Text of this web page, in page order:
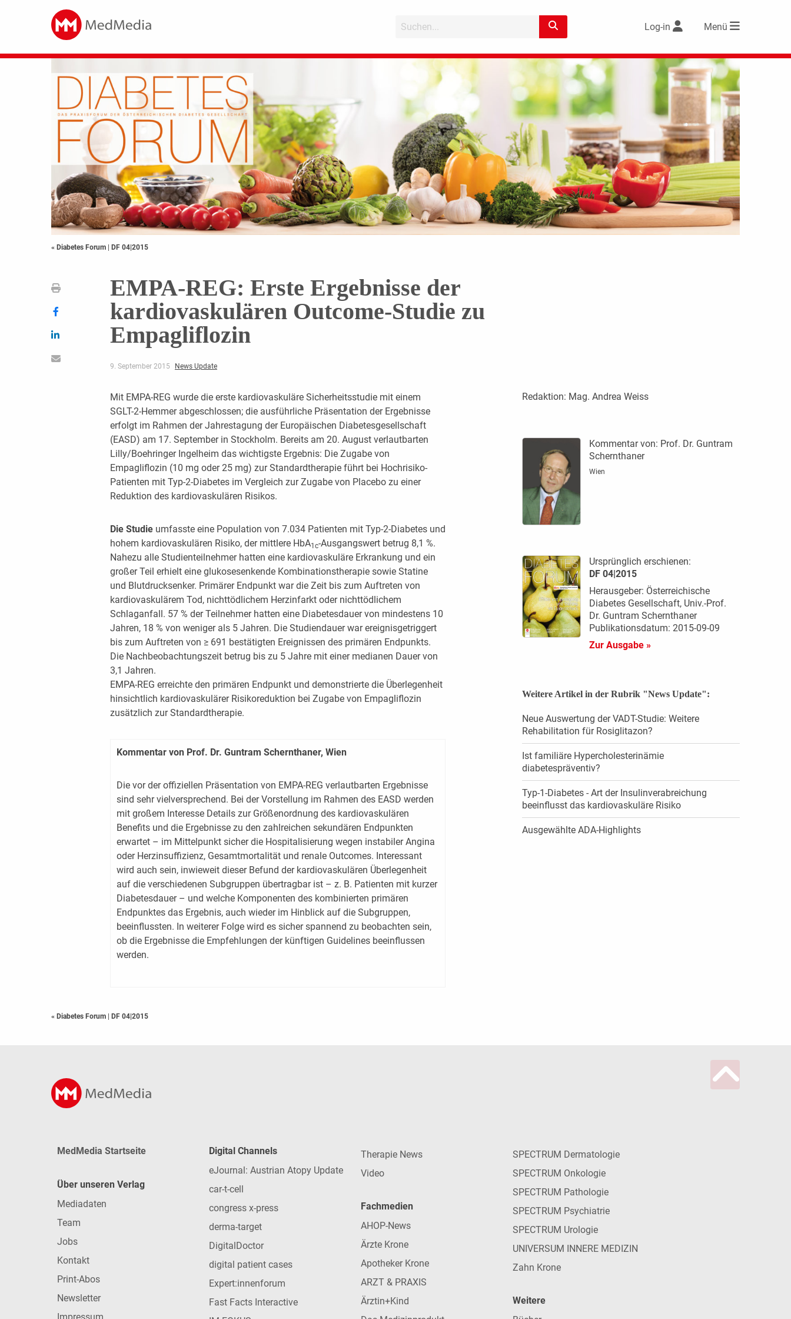
Log-in Menü
« Diabetes Forum | DF 04|2015
EMPA-REG: Erste Ergebnisse der
kardiovaskulären Outcome-­Studie zu
Empagliflozin
9. September 2015 News Update
Mit EMPA-REG wurde die erste kardiovaskuläre Sicherheitsstudie mit einem
SGLT-2-Hemmer abgeschlossen; die ausführliche Präsentation der Ergebnisse
erfolgt im Rahmen der Jahrestagung der Europäischen Diabetesgesellschaft
(EASD) am 17. September in Stockholm. Bereits am 20. August verlautbarten
Lilly/Boehringer Ingelheim das wichtigste Ergebnis: Die Zugabe von
Empagliflozin (10 mg oder 25 mg) zur Standardtherapie führt bei Hochrisiko-
Patienten mit Typ-2-Diabetes im Vergleich zur Zugabe von Placebo zu einer
Reduktion des kardiovaskulären Risikos.
Die Studieumfasste eine Population von 7.034 Patienten mit Typ-2-Diabetes und
hohem kardiovaskulären Risiko, der mittlere HbA1c-Ausgangswert betrug 8,1 %.
Nahezu alle Studienteilnehmer hatten eine kardiovaskuläre Erkrankung und ein
großer Teil erhielt eine glukosesenkende Kombinationstherapie sowie Statine
und Blutdrucksenker. Primärer Endpunkt war die Zeit bis zum Auftreten von
kardiovaskulärem Tod, nichttödlichem Herzinfarkt oder nichttödlichem
Schlaganfall. 57 % der Teilnehmer hatten eine Diabetesdauer von mindestens 10
Jahren, 18 % von weniger als 5 Jahren. Die Studiendauer war ereignisgetriggert
bis zum Auftreten von ≥ 691 bestätigten Ereignissen des primären Endpunkts.
Die Nachbeobachtungszeit betrug bis zu 5 Jahre mit einer medianen Dauer von
3,1 Jahren.
EMPA-REG erreichte den primären Endpunkt und demonstrierte die Überlegenheit
hinsichtlich kardiovaskulärer Risikoreduktion bei Zugabe von Empagliflozin
zusätzlich zur Standardtherapie.
Kommentar von Prof. Dr. Guntram Schernthaner, Wien
Die vor der offiziellen Präsentation von EMPA-REG verlautbarten Ergebnisse
sind sehr vielversprechend. Bei der Vorstellung im Rahmen des EASD werden
mit großem Interesse Details zur Größenordnung des kardiovaskulären
Benefits und die Ergebnisse zu den zahlreichen sekundären Endpunkten
erwartet – im Mittelpunkt sicher die Hospitalisierung wegen instabiler Angina
oder Herzinsuffizienz, Gesamtmortalität und renale Outcomes. Interessant
wird auch sein, inwieweit dieser Befund der kardiovaskulären Überlegenheit
auf die verschiedenen Subgruppen übertragbar ist – z. B. Patienten mit kurzer
Diabetesdauer – und welche Komponenten des kombinierten primären
Endpunktes das Ergebnis, auch wieder im Hinblick auf die Subgruppen,
beeinflussten. In weiterer Folge wird es sicher spannend zu beobachten sein,
ob die Ergebnisse die Empfehlungen der künftigen Guidelines beeinflussen
werden.
Redaktion: Mag. Andrea Weiss
Kommentar von: Prof. Dr. Guntram
Schernthaner
Wien
Ursprünglich erschienen:
DF 04|2015
Herausgeber: Österreichische
Diabetes Gesellschaft, Univ.-Prof.
Dr. Guntram Schernthaner
Publikationsdatum: 2015-09-09
Zur Ausgabe »
Weitere Artikel in der Rubrik "News Update":
Neue Auswertung der VADT-Studie: Weitere
Rehabilitation für Rosiglitazon?
Ist familiäre Hypercholesterinämie
diabetespräventiv?
Typ-1-Diabetes - Art der Insulinverabreichung
beeinflusst das kardiovaskuläre Risiko
Ausgewählte ADA-Highlights
« Diabetes Forum | DF 04|2015
MedMedia Startseite
Über unseren Verlag
Mediadaten
Team
Jobs
Kontakt
Print-Abos
Newsletter
Digital Channels
eJournal: Austrian Atopy Update
car-t-cell
congress x-press
derma-target
DigitalDoctor
digital patient cases
Expert:innenforum
Fast Facts Interactive
Therapie News
Video
Fachmedien
AHOP-News
Ärzte Krone
Apotheker Krone
ARZT & PRAXIS
Ärztin+Kind
SPECTRUM Dermatologie
SPECTRUM Onkologie
SPECTRUM Pathologie
SPECTRUM Psychiatrie
SPECTRUM Urologie
UNIVERSUM INNERE MEDIZIN
Zahn Krone
Weitere